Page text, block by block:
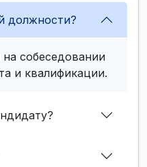
должности?
собеседовании
и квалификации.